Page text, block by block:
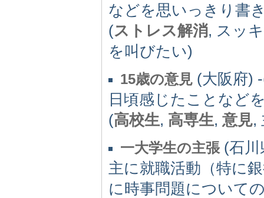
などを思いっきり書
(ストレス解消, スッ
を叫びたい)
15歳の意見 (大阪府)
日頃感じたことなど
(高校生, 高専生, 意見,
一大学生の主張 (石川
主に就職活動（特に
に時事問題について